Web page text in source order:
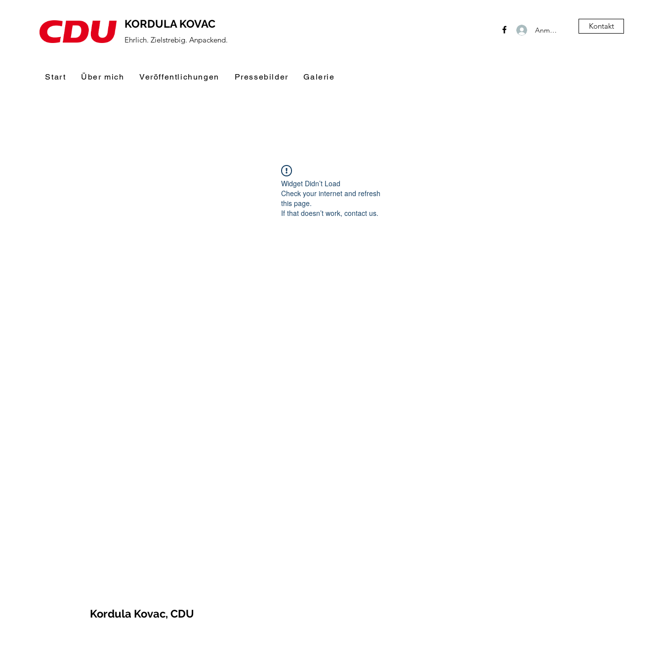
KORDULA KOVAC
Ehrlich. Zielstrebig. Anpackend.
Start Über mich Veröffentlichungen Pressebilder Galerie
Anmelden Kontakt
Widget Didn’t Load
Check your internet and refresh
this page.
If that doesn’t work, contact us.
Kordula Kovac, CDU